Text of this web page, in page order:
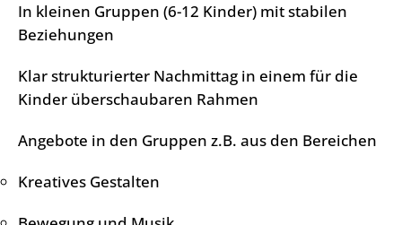
In kleinen Gruppen (6-12 Kinder) mit stabilen
Beziehungen
Klar strukturierter Nachmittag in einem für die
Kinder überschaubaren Rahmen
Angebote in den Gruppen z.B. aus den Bereichen
Kreatives Gestalten